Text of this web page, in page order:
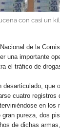
con casi un
de la
una importante
el tráfico de
desarticulado, que
cuatro registros
en los
pureza, dos
de dichas